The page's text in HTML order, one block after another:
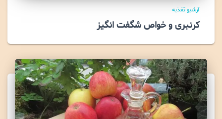
آرشیو تغذیه
کرنبری و خواص شگفت انگیز